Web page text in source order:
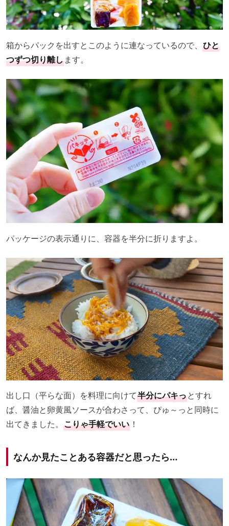
箱からパックを出すとこのように連なっているので、 ひと
つずつ切り離します。
パッケージの表示通りに、容器を半分に折りますよ。
出し口（平らな面）を料理に向けて半分にパキっとすれ
ば、醤油と卵黄風ソースが合わさって、ぴゅ～っと同時に
出てきました。 こりゃ手軽でいい ！
なんか見たことある容器だと思ったら…